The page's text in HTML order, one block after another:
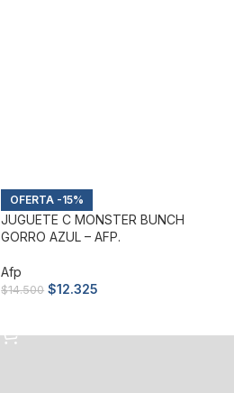
-15%
JUGUETE C MONSTER BUNCH
GORRO AZUL – AFP.
Afp
$14.500 $12.325